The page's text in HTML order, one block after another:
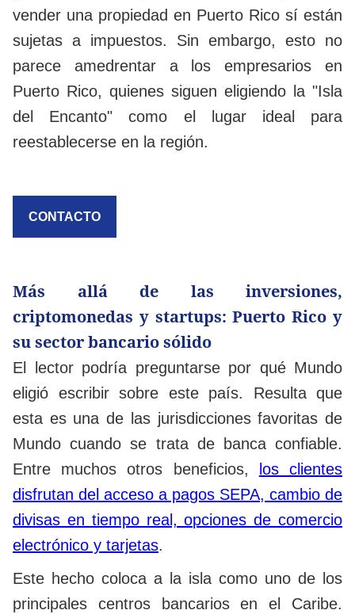
vender una propiedad en Puerto Rico sí están
sujetas a impuestos. Sin embargo, esto no
parece amedrentar a los empresarios en
Puerto Rico, quienes siguen eligiendo la "Isla
del Encanto" como el lugar ideal para
reestablecerse en la región.
CONTACTO
Más allá de las inversiones,
criptomonedas y startups: Puerto Rico y
su sector bancario sólido
El lector podría preguntarse por qué Mundo
eligió escribir sobre este país. Resulta que
esta es una de las jurisdicciones favoritas de
Mundo cuando se trata de banca confiable.
Entre muchos otros beneficios,
los clientes
disfrutan del acceso a pagos SEPA, cambio de
divisas en tiempo real, opciones de comercio
electrónico y tarjetas.
Este hecho coloca a la isla como uno de los
principales centros bancarios en el Caribe.